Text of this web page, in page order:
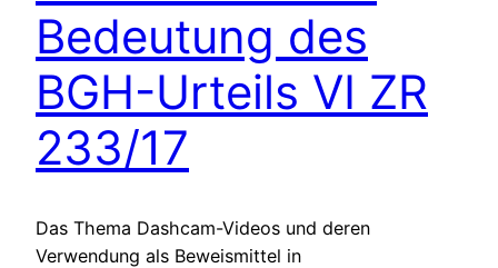
Bedeutung des
BGH-Urteils VI ZR
233/17
Das Thema Dashcam-Videos und deren
Verwendung als Beweismittel in